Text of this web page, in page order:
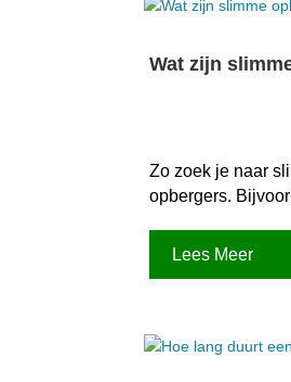
Wat zijn
Zo zoek je naar
opbergers.​
Lees Meer